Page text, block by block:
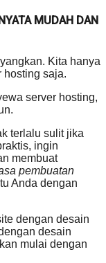
MUDAH DAN
Kita hanya
hosting saja.
server hosting,
terlalu sulit jika
ingin
membuat
pembuatan
Anda dengan
dengan desain
desain
mulai dengan